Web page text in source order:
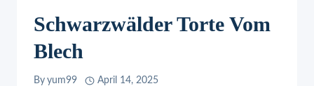
Schwarzwälder Torte Vom
Blech
By yum99 April 14, 2025